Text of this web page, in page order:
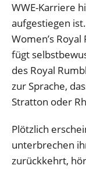
WWE-Karriere
aufgestiegen
Women’s
fügt
des Royal
zur Sprache,
Stratton oder
Plötzlich
unterbrechen
zurückkehrt,